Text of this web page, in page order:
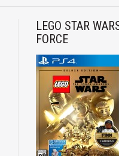
LEGO STAR
FORCE